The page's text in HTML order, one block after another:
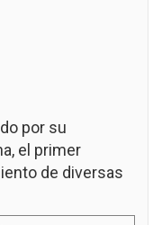
por su
el primer
de diversas